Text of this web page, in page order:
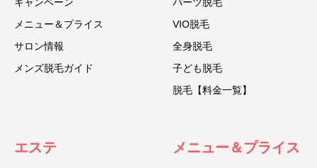
メニュー＆プライス
サロン情報
メンズ脱毛ガイド
VIO脱毛
全身脱毛
子ども脱毛
脱毛【料金一覧】
エステ メニュー＆プライス